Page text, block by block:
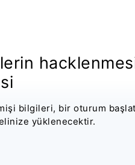
bilgileri, bir oturum
yüklenecektir.